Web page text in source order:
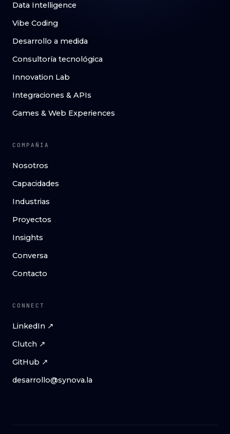
Data Intelligence
Vibe Coding
Desarrollo a medida
Consultoría tecnológica
Innovation Lab
Integraciones & APIs
Games & Web Experiences
COMPAÑÍA
Nosotros
Capacidades
Industrias
Proyectos
Insights
Conversa
Contacto
CONNECT
LinkedIn ↗
Clutch ↗
GitHub ↗
desarrollo@synova.la